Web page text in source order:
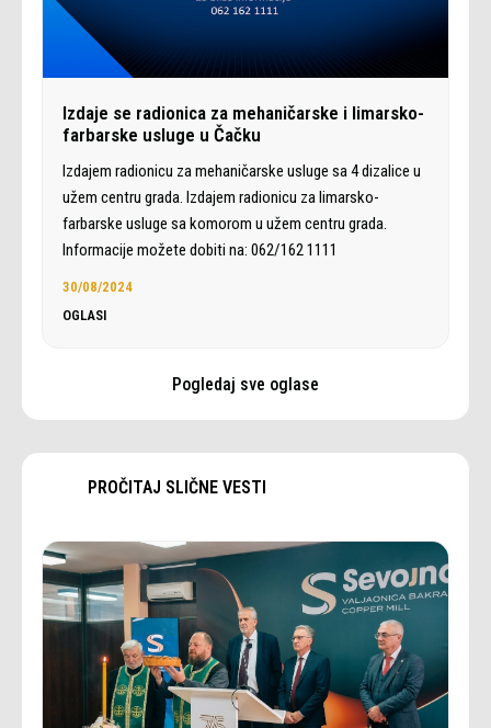
Izdaje se radionica za mehaničarske i limarsko-
farbarske usluge u Čačku
Izdajem radionicu za mehaničarske usluge sa 4 dizalice u
užem centru grada. Izdajem radionicu za limarsko-
farbarske usluge sa komorom u užem centru grada.
Informacije možete dobiti na: 062/162 1111
30/08/2024
OGLASI
Pogledaj sve oglase
PROČITAJ SLIČNE VESTI